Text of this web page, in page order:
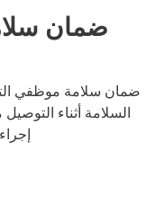
ضمان
ضمان سلامة موظفي
السلامة أثناء